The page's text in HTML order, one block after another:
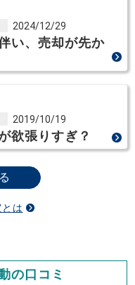
2024/12/29
い、売却が先か
2019/10/19
欲張りすぎ？
は
の口コミ